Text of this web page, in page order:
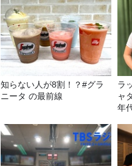
知らない人が8割！？#グラ
ニータ の最前線
ラ
ャ
年